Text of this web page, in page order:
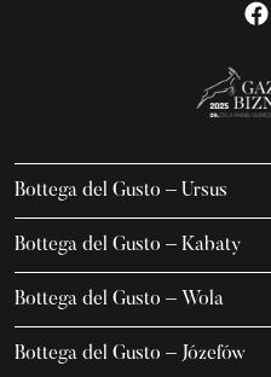
Bottega del Gusto – Ursus
K. Gierdziejewskiego 7
02-495 Warszawa
+48 666 736 899
Bottega del Gusto – Kabaty
Iwanowa-Szajnowicza 7/U1
02-796 Warszawa
+48 600 155 636
Bottega del Gusto – Wola
Jana Kazimierza 23/U5
01-248 Warszawa
Bottega del Gusto – Józefów